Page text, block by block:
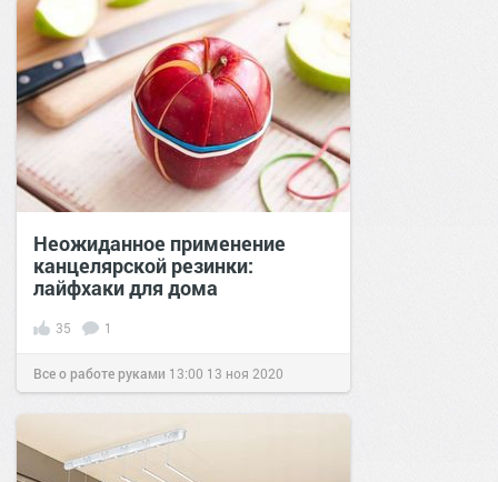
Неожиданное применение
канцелярской резинки:
лайфхаки для дома
35 1
Все о работе руками 13:00 13 ноя 2020